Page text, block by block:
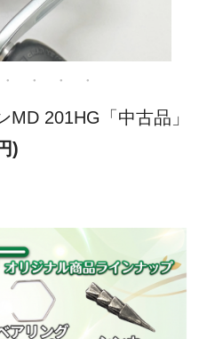
MD 201HG「中古品」
)